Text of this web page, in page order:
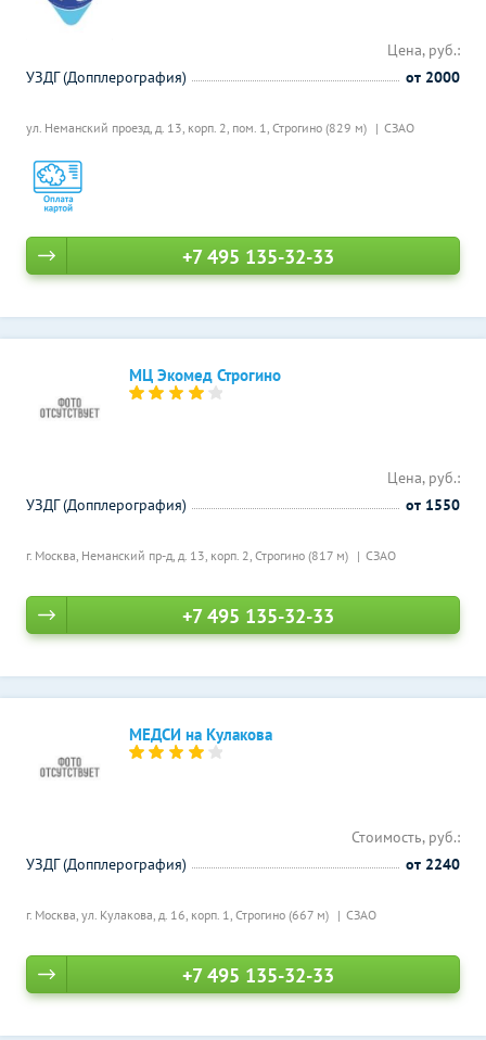
ул. Неманский проезд, д. 13, корп. 2, пом. 1, Строгино (829 м) СЗАО
Цена, руб.:
УЗДГ (Допплерография)
от 2000
+7 495 135-32-33
МЦ Экомед Строгино
г. Москва, Неманский пр-д, д. 13, корп. 2, Строгино (817 м) СЗАО
Цена, руб.:
УЗДГ (Допплерография)
от 1550
+7 495 135-32-33
МЕДСИ на Кулакова
г. Москва, ул. Кулакова, д. 16, корп. 1, Строгино (667 м) СЗАО
Стоимость, руб.:
УЗДГ (Допплерография)
от 2240
+7 495 135-32-33